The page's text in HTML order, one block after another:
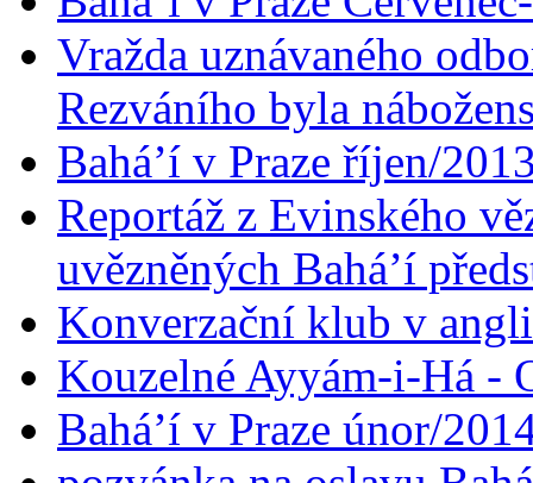
Vražda uznávaného
Rezváního byla
Bahá’í v Praze říjen/
Reportáž z Evinského
uvězněných Bahá’í
Konverzační klub v
Kouzelné Ayyám-i-Há -
Bahá’í v Praze únor/